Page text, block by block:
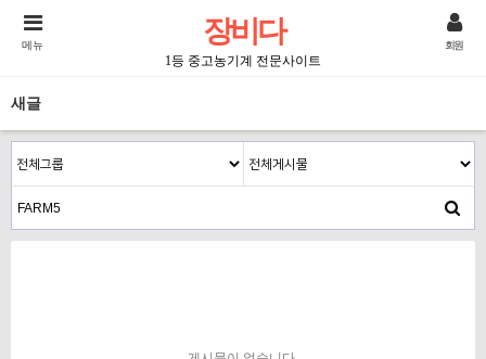
장비다
1등 중고농기계 전문사이트
메뉴 회원
새글